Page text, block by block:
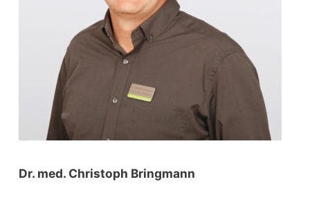
Dr. med. Christoph Bringmann